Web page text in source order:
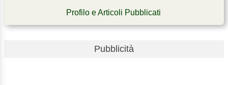
Profilo e Articoli Pubblicati
Pubblicità